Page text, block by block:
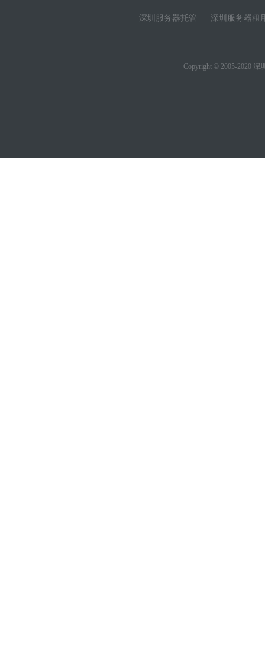
深圳服务器托管 深圳服务器租
Copyright © 2005-2020